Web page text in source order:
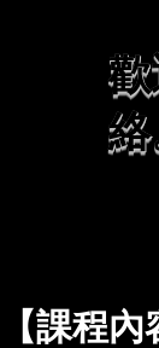
絡
【課程內